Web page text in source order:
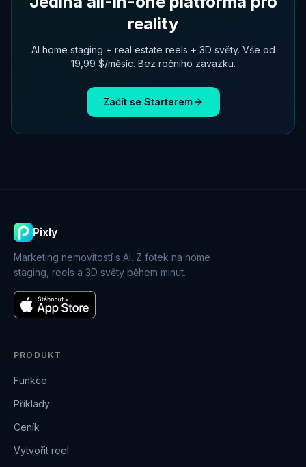
reality
AI home staging + real estate reels + 3D světy. Vše od
19,99 $/měsíc. Bez ročního závazku.
Začít se Starterem
Pixly
Marketing nemovitostí s AI. Z fotek na home
staging, reels a 3D světy během minut.
PRODUKT
Funkce
Příklady
Ceník
Vytvořit reel